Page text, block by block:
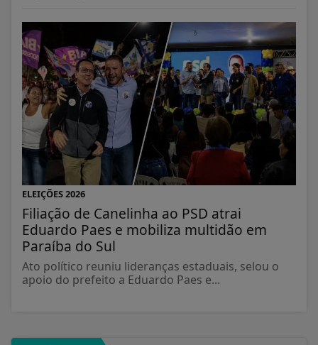
ELEIÇÕES 2026
Filiação de Canelinha ao PSD atrai
Eduardo Paes e mobiliza multidão em
Paraíba do Sul
Ato político reuniu lideranças estaduais, selou o
apoio do prefeito a Eduardo Paes e...